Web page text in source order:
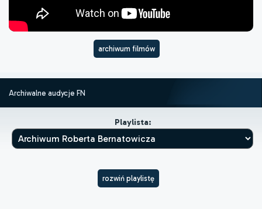
archiwum filmów
Archiwalne audycje FN
Playlista:
rozwiń playlistę